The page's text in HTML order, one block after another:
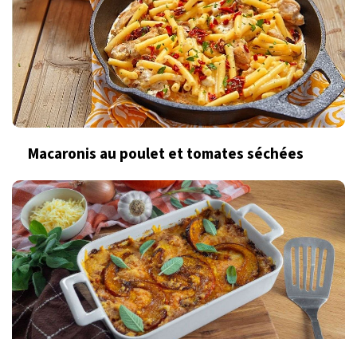
Macaronis au poulet et tomates séchées